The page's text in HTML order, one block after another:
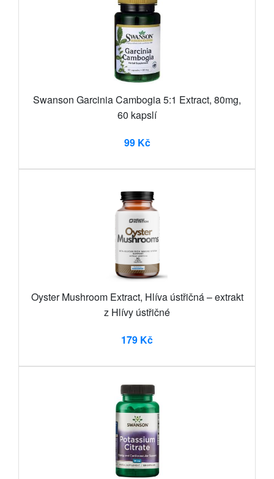
Swanson Garcinia Cambogia 5:1 Extract, 80mg,
60 kapslí
99 Kč
Oyster Mushroom Extract, Hlíva ústřičná – extrakt
z Hlívy ústřičné
179 Kč